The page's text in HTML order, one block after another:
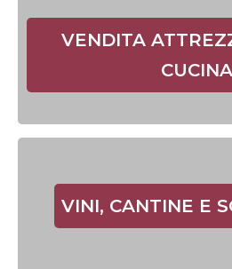
VENDITA
CUCINA
VINI, CANTINE E